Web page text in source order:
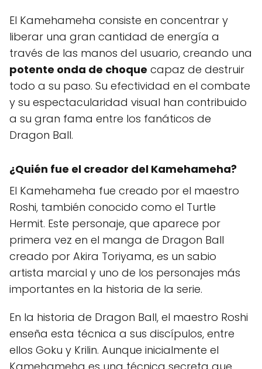
El Kamehameha consiste en concentrar y
liberar una gran cantidad de energía a
través de las manos del usuario, creando una
potente onda de choque capaz de destruir
todo a su paso. Su efectividad en el combate
y su espectacularidad visual han contribuido
a su gran fama entre los fanáticos de
Dragon Ball.
¿Quién fue el creador del Kamehameha?
El Kamehameha fue creado por el maestro
Roshi, también conocido como el Turtle
Hermit. Este personaje, que aparece por
primera vez en el manga de Dragon Ball
creado por Akira Toriyama, es un sabio
artista marcial y uno de los personajes más
importantes en la historia de la serie.
En la historia de Dragon Ball, el maestro Roshi
enseña esta técnica a sus discípulos, entre
ellos Goku y Krilin. Aunque inicialmente el